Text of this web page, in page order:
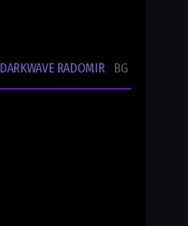
DARKWAVE RADOMIR BG